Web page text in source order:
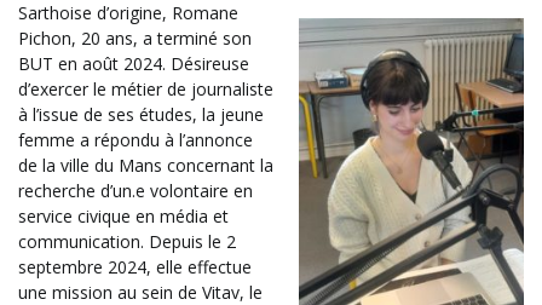
Sarthoise d’origine, Romane
Pichon, 20 ans, a terminé son
BUT en août 2024. Désireuse
d’exercer le métier de journaliste
à l’issue de ses études, la jeune
femme a répondu à l’annonce
de la ville du Mans concernant la
recherche d’un.e volontaire en
service civique en média et
communication. Depuis le 2
septembre 2024, elle effectue
une mission au sein de Vitav, le